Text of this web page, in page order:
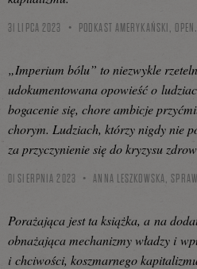
31 LIPCA 2023 PODKAST AMERYKAŃSKI,
„Imperium bólu” to niezwykle
udokumentowana opowieść o
bogacenie się, chore ambicje
chorym. Ludziach, którzy nigdy nie
za przyczynienie się do kryzysu
01 SIERPNIA 2023 ANNA LESZKOWSKA,
Porażająca jest ta książka, a na
obnażająca mechanizmy władzy i
i chciwości, koszmarnego